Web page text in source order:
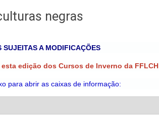
negras
SUJEITAS A MODIFICAÇÕES
edição dos Cursos de Inverno da FFLCH
para abrir as caixas de informação: